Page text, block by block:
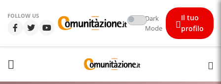
FOLLOW US
Dark
Mode
Il tuo
profilo